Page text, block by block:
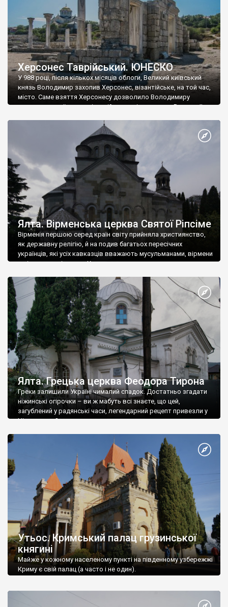
Херсонес Таврійський. ЮНЕСКО
У 988 році, після кількох місяців облоги, Великий київський
князь Володимир захопив Херсонес, візантійське, на той час,
місто. Саме взяття Херсонесу дозволило Володимиру
диктувати свої умови візантійському імператору Василю ІІ, та
Херсонесі Володимир-язичник, став Василем-християнином.
А потім було Хрещення Русі. На честь Херсонесу Таврійського
Ялта. Вірменська церква Святої Ріпсіме
Вірменія першою серед країн світу прийняла християнство,
як державну релігію, й на подив багатьох пересічних
українців, які усіх кавказців вважають мусульманами, вірмени
є відданими вірянами Христа
Ялта. Грецька церква Феодора Тирона
Греки залишили Україні чималий спадок. Достатньо згадати
ніжинські огірочки – ви ж мабуть всі знаєте, що цей,
загублений у радянські часи, легендарний рецепт привезли у
Ніжин греки?
Утьос. Кримський палац грузинської
княгині
Майже у кожному населеному пункті на південному узбережжі
Криму є свій палац (а часто і не один).